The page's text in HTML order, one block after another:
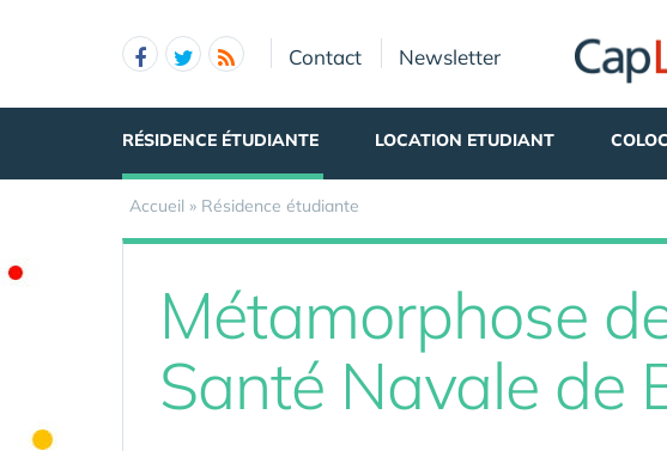
Contact Newsletter
RÉSIDENCE ÉTUDIANTE LOCATION ETUDIANT
Accueil » Résidence étudiante
Métamorphose
Santé Navale de